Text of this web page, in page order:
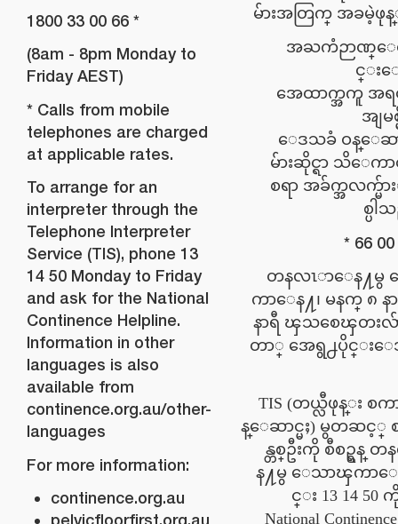
1800 33 00 66 *
(8am - 8pm Monday to
Friday AEST)
* Calls from mobile
telephones are charged
at applicable rates.
To arrange for an
interpreter through the
Telephone Interpreter
Service (TIS), phone 13
14 50 Monday to Friday
and ask for the National
Continence Helpline.
Information in other
languages is also
available from
continence.org.au/other-
languages
For more information:
continence.org.au
pelvicfloorfirst.org.au
မ်ားအတြက္ အခမဲ့ဖုန္
အႀကံဉာဏ္ေ
င္းေ
အေထာက္အကူ အ
အျမစ္
ေဒသခံ ဝန္ေဆာ
မ်ားဆိုင္ရာ သိေက
စရာ အခ်က္အလက္မ်ာ
စ္ပါ
(တနလၤာေန႔မွ
ကာေန႔၊ မနက္ ၈ န
နာရီ ၾသစေၾတးလ်
တာ္ အေရွ႕ပိုင္း
TIS (တယ္လီဖုန္း စက
န္ေဆာင္မႈ) မွတဆင့္
န္တစ္ဦးကို စီစဥ္ရန္
န႔မွ ေသာၾကာေ
င္း 13 14 50
National